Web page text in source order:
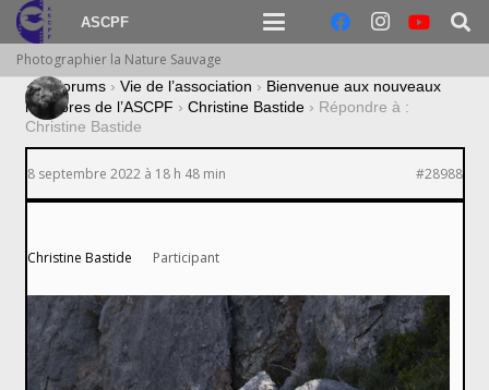
ASCPF
Photographier la Nature Sauvage
› Forums › Vie de l’association › Bienvenue aux nouveaux
membres de l’ASCPF › Christine Bastide › Répondre à :
Christine Bastide
8 septembre 2022 à 18 h 48 min #28988
Christine Bastide Participant